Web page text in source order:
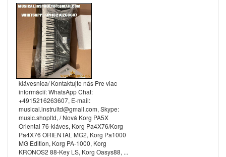
klávesnica/ Kontaktujte nás Pre viac
informácií: WhatsApp Chat:
+4915216263607, E-mail:
musical.instrultd@gmail.com, Skype:
music.shopltd, / Nová Korg PA5X
Oriental 76-kláves, Korg Pa4X76/Korg
Pa4X76 ORIENTAL MG2, Korg Pa1000
MG Edition, Korg PA-1000, Korg
KRONOS2 88-Key LS, Korg Oasys88, ...